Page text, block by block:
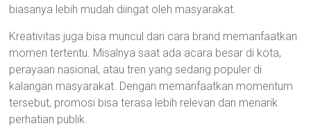
biasanya lebih mudah diingat oleh masyarakat.
Kreativitas juga bisa muncul dari cara brand memanfaatkan
momen tertentu. Misalnya saat ada acara besar di kota,
perayaan nasional, atau tren yang sedang populer di
kalangan masyarakat. Dengan memanfaatkan momentum
tersebut, promosi bisa terasa lebih relevan dan menarik
perhatian publik.